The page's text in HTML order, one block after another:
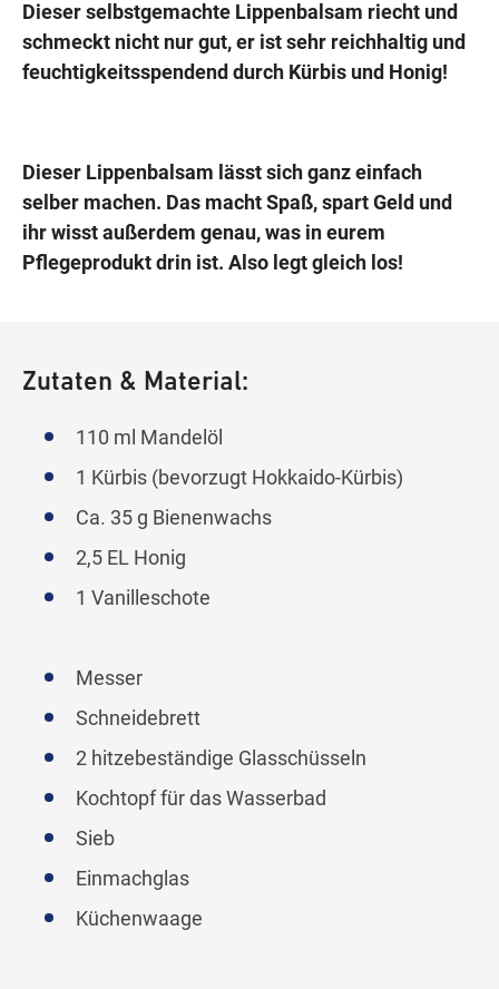
Dieser selbstgemachte Lippenbalsam riecht und
schmeckt nicht nur gut, er ist sehr reichhaltig und
feuchtigkeitsspendend durch Kürbis und Honig!
Dieser Lippenbalsam lässt sich ganz einfach
selber machen. Das macht Spaß, spart Geld und
ihr wisst außerdem genau, was in eurem
Pflegeprodukt drin ist. Also legt gleich los!
Zutaten & Material:
110 ml Mandelöl
1 Kürbis (bevorzugt Hokkaido-Kürbis)
Ca. 35 g Bienenwachs
2,5 EL Honig
1 Vanilleschote
Messer
Schneidebrett
2 hitzebeständige Glasschüsseln
Kochtopf für das Wasserbad
Sieb
Einmachglas
Küchenwaage